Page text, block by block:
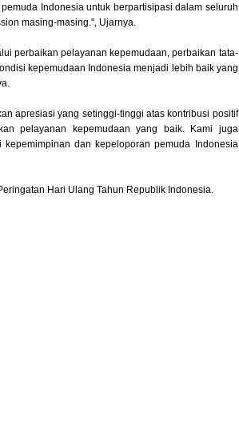
Indonesia untuk berpartisipasi dalam seluruh
masing-masing.", Ujarnya.
perbaikan pelayanan kepemudaan, perbaikan tata-
kepemudaan Indonesia menjadi lebih baik yang
apresiasi yang setinggi-tinggi atas kontribusi positif
pelayanan kepemudaan yang baik. Kami juga
dan kepeloporan pemuda Indonesia
Hari Ulang Tahun Republik Indonesia.